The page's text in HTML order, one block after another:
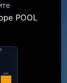
POOL